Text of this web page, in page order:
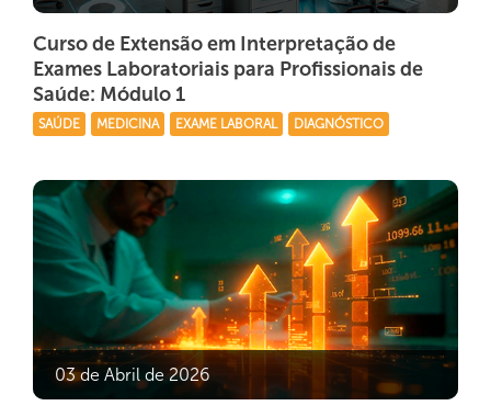
Curso de Extensão em Interpretação de
Exames Laboratoriais para Profissionais de
Saúde: Módulo 1
SAÚDE MEDICINA EXAME LABORAL DIAGNÓSTICO
03 de Abril de 2026